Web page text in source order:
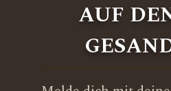
AUF